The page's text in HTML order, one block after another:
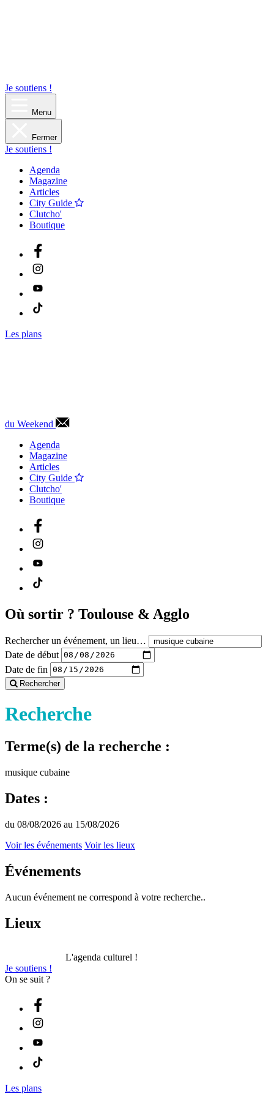
Je soutiens !
Menu
Fermer
Je soutiens !
Agenda
Magazine
Articles
City Guide
Clutcho'
Boutique
Les plans
du Weekend
Agenda
Magazine
Articles
City Guide
Clutcho'
Boutique
Où sortir ? Toulouse & Agglo
Rechercher un événement, un lieu…
Date de début
Date de fin
Rechercher
Recherche
Terme(s) de la recherche :
musique cubaine
Dates :
du 08/08/2026 au 15/08/2026
Voir les événements Voir les lieux
Événements
Aucun événement ne correspond à votre recherche..
Lieux
L'agenda culturel !
Je soutiens !
On se suit ?
Les plans